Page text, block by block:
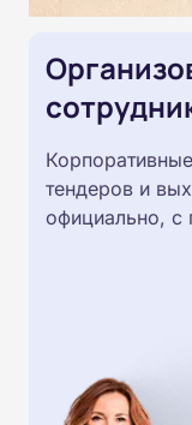
тендеров и
официально, с